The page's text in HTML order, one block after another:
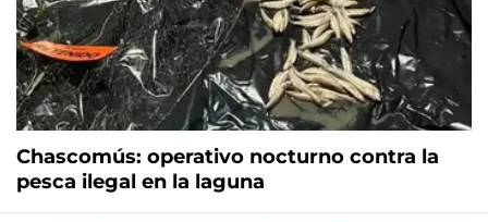
Chascomús: operativo nocturno contra la
pesca ilegal en la laguna